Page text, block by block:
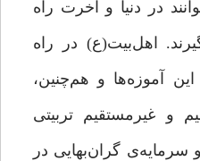
در دنیا و آخرت راه
اهل‌بیت(ع) در راه
آموزه‌ها و هم‌چنین،
و غیرمستقیم تربیتی
سرمایه‌ی گران‌بهایی در